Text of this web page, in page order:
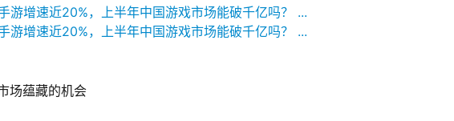
场蕴藏的机会